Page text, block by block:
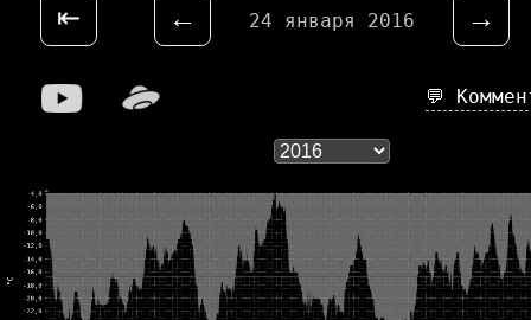
⇤ ← 24 января 2016 →
💬